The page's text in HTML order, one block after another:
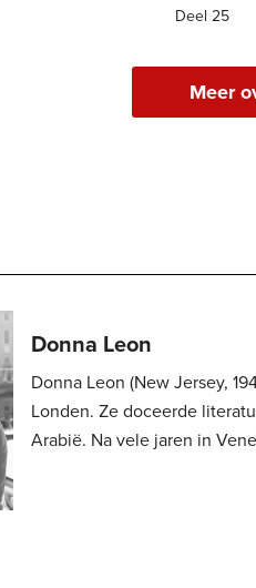
Deel 25
book
Meer
Donna Leon
Donna Leon (New Jersey,
Londen. Ze doceerde literatuurwetenschap aan universiteiten in Iran, China en Saudi-
Arabië. Na vele jaren in
regelmatig Venetië